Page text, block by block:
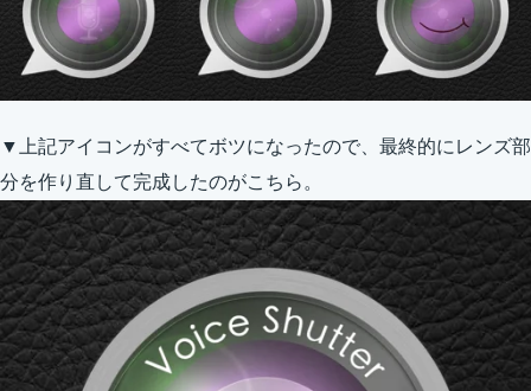
▼上記アイコンがすべてボツになったので、最終的にレンズ部
分を作り直して完成したのがこちら。